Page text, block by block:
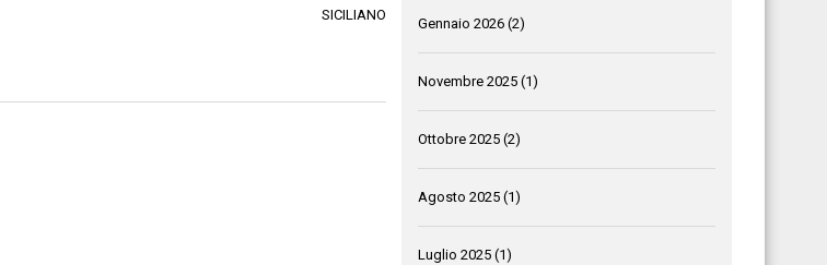
SICILIANO
Gennaio 2026 (2)
Novembre 2025 (1)
Ottobre 2025 (2)
Agosto 2025 (1)
Luglio 2025 (1)